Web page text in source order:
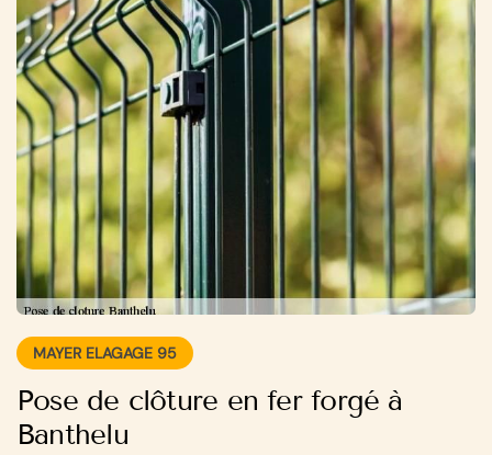
MAYER ELAGAGE 95
Pose de clôture en fer forgé à
Banthelu